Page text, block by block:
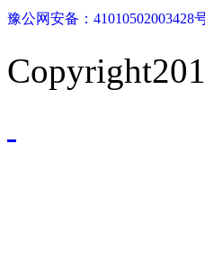
豫公网安备：41010502003428